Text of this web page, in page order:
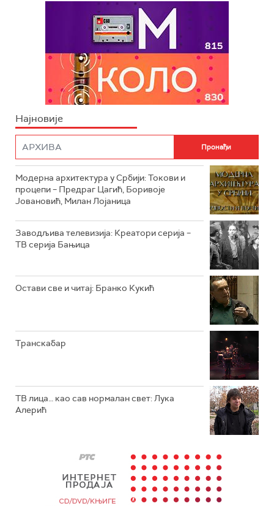
Најновије
Модерна архитектура у Србији: Токови и
процепи – Предраг Цагић, Боривоје
Јовановић, Милан Лојаница
Заводљива телевизија: Креатори серија –
ТВ серија Бањица
Остави све и читај: Бранко Кукић
Транскабар
ТВ лица… као сав нормалан свет: Лука
Алерић